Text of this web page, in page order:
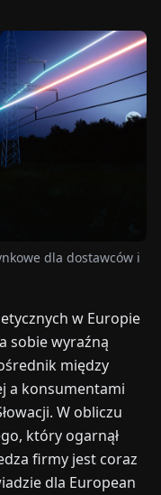
dla dostawców i
w Europie
sobie wyraźną
między
a konsumentami
W obliczu
który ogarnął
firmy jest coraz
dla European